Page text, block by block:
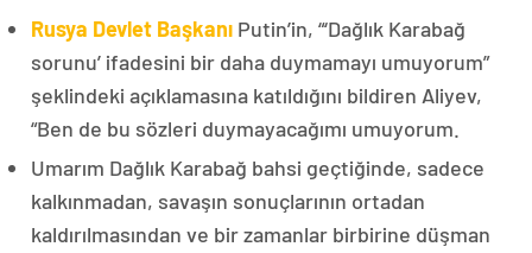
Rusya Devlet Başkanı Putin’in, “‘Dağlık Karabağ
sorunu’ ifadesini bir daha duymamayı umuyorum”
şeklindeki açıklamasına katıldığını bildiren Aliyev,
“Ben de bu sözleri duymayacağımı umuyorum.
Umarım Dağlık Karabağ bahsi geçtiğinde, sadece
kalkınmadan, savaşın sonuçlarının ortadan
kaldırılmasından ve bir zamanlar birbirine düşman